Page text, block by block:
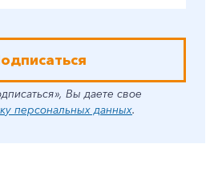
Вы даете свое
персональных данных.